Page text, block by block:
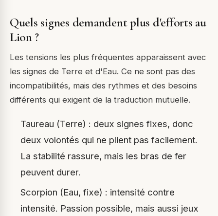
Quels signes demandent plus d'efforts au
Lion ?
Les tensions les plus fréquentes apparaissent avec
les signes de Terre et d'Eau. Ce ne sont pas des
incompatibilités, mais des rythmes et des besoins
différents qui exigent de la traduction mutuelle.
Taureau (Terre) : deux signes fixes, donc
deux volontés qui ne plient pas facilement.
La stabilité rassure, mais les bras de fer
peuvent durer.
Scorpion (Eau, fixe) : intensité contre
intensité. Passion possible, mais aussi jeux